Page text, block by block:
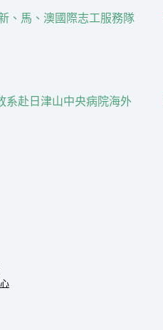
、馬、澳國際志工服務隊
系赴日津山中央病院海外